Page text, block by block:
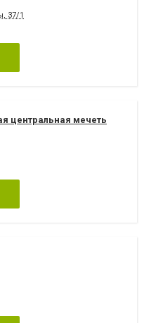
37/1
центральная мечеть